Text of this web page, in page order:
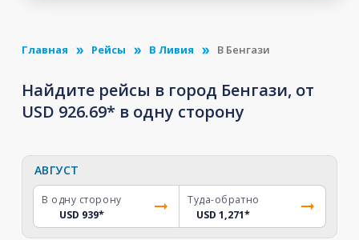
Главная Рейсы В Ливия В Бенгази
Найдите рейсы в город Бенгази, от
USD 926.69* в одну сторону
АВГУСТ
В одну сторону
USD 939*
Туда-обратно
USD 1,271*